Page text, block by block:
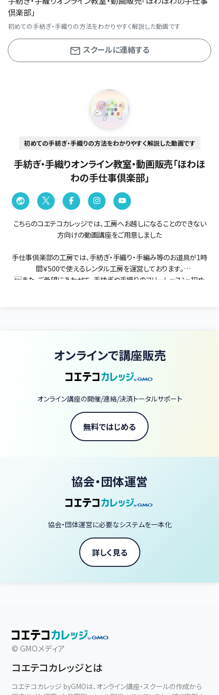
倶楽部」
初めての手紡ぎ・手織りの方法をわかりやすく解説した動画です
スクールに連絡する
初めての手紡ぎ・手織りの方法をわかりやすく解説した動画です
手紡ぎ・手織りオンライン教室・動画販売「ほわほ
わの手仕事倶楽部」
こちらのコエテコカレッジでは、工房へお越しになることのできない
方向けの動画講座をご用意しました
手仕事倶楽部の工房では、手紡ぎ・手織り・手編み等のお道具が1時
間￥500で使えるレンタル工房を運営しております。
また、ご希望にあわせて、手紡ぎや手織りのフリーレッスン・初め
ちの様々な糸を販売しています。
オンラインで講座販売
オンライン講座の開催/連絡/決済トータルサポート
無料ではじめる
協会・団体運営
協会・団体運営に必要なシステムを一本化
詳しく見る
© GMOメディア
コエテコカレッジとは
コエテコカレッジ byGMOは、オンライン講座・スクールの作成から